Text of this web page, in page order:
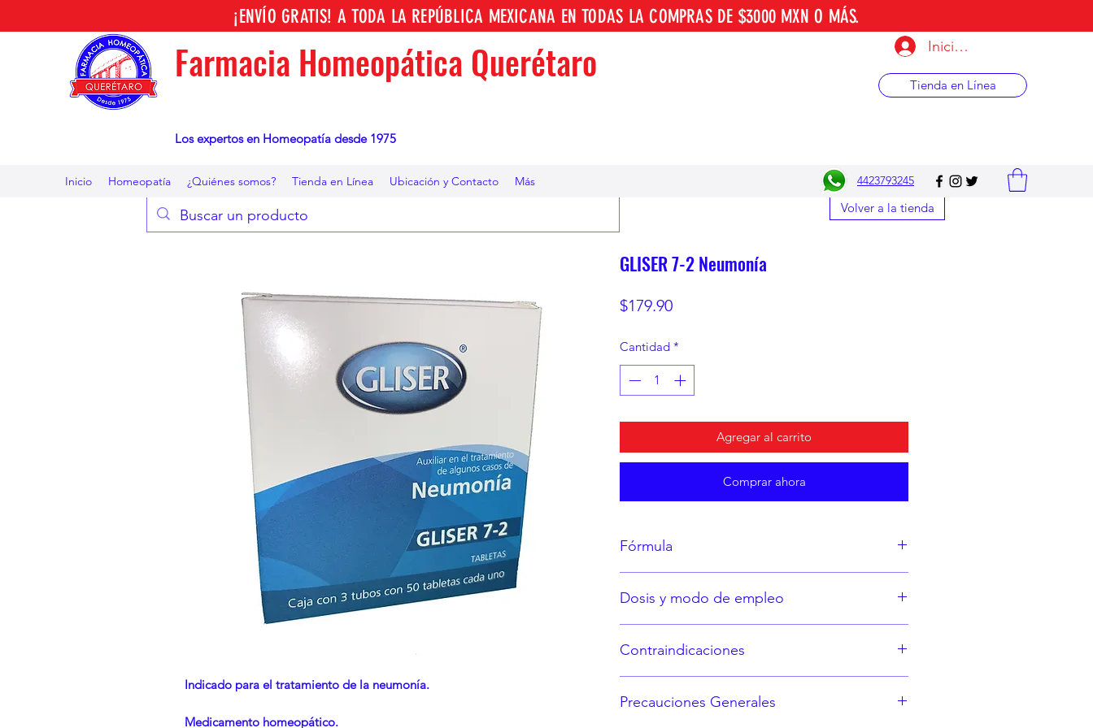
Farmacia Homeopática Querétaro
Los expertos en Homeopatía desde 1975
Iniciar sesión
Tienda en Línea
Inicio Homeopatía ¿Quiénes somos? Tienda en Línea Ubicación y Contacto Más 4423793245
¡ENVÍO GRATIS! A TODA LA REPÚBLICA MEXICANA EN TODAS LA COMPRAS DE $3000 MXN O MÁS.
Volver a la tienda
Indicado para el tratamiento de la neumonía.
Medicamento homeopático.
GLISER 7-2 Neumonía
$179.90Precio
Cantidad *
Agregar al carrito
Comprar ahora
Fórmula
Bryonia Alba 12x.
Antimonium Tartaricum 12x.
Dosis y modo de empleo
Contraindicaciones
fórmula.
Precauciones Generales